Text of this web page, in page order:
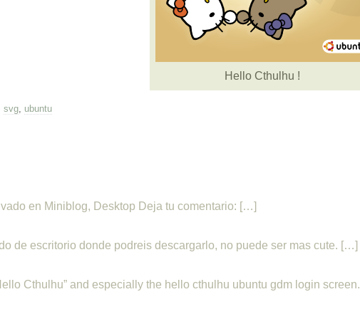
Hello Cthulhu !
svg, ubuntu
en Miniblog, Desktop Deja tu comentario: […]
de escritorio donde podreis descargarlo, no puede ser mas cute. […]
Cthulhu” and especially the hello cthulhu ubuntu gdm login screen.